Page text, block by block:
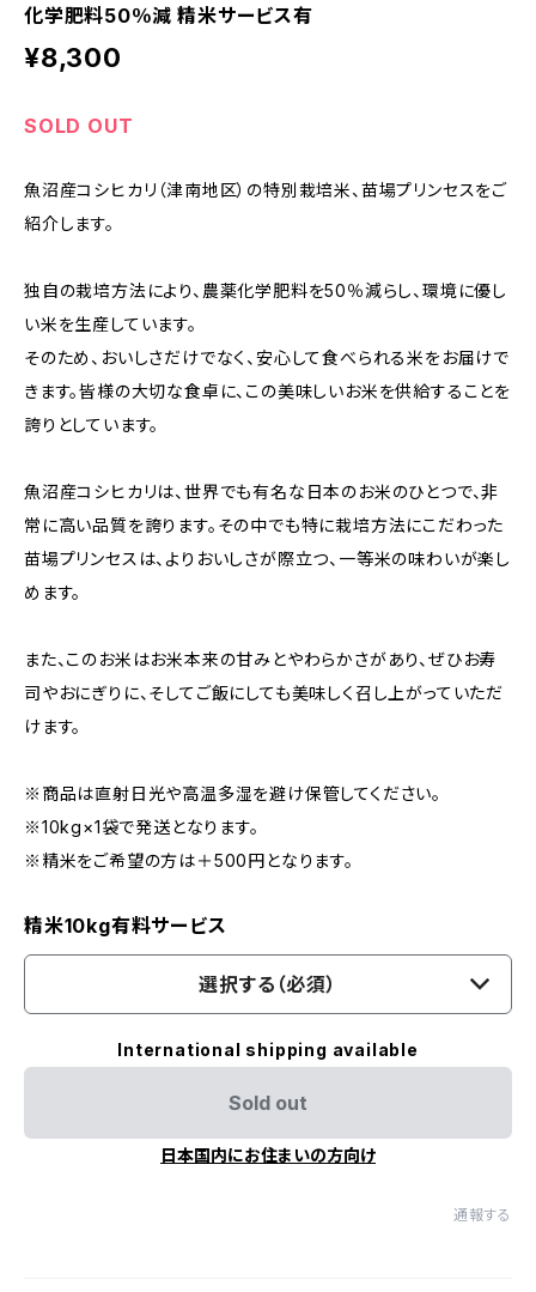
化学肥料50％減 精米サービス有
¥8,300
SOLD OUT
魚沼産コシヒカリ（津南地区）の特別栽培米、苗場プリンセスをご
紹介します。
独自の栽培方法により、農薬化学肥料を50％減らし、環境に優し
い米を生産しています。
そのため、おいしさだけでなく、安心して食べられる米をお届けで
きます。皆様の大切な食卓に、この美味しいお米を供給することを
誇りとしています。
魚沼産コシヒカリは、世界でも有名な日本のお米のひとつで、非
常に高い品質を誇ります。その中でも特に栽培方法にこだわった
苗場プリンセスは、よりおいしさが際立つ、一等米の味わいが楽し
めます。
また、このお米はお米本来の甘みとやわらかさがあり、ぜひお寿
司やおにぎりに、そしてご飯にしても美味しく召し上がっていただ
けます。
※商品は直射日光や高温多湿を避け保管してください。
※10kg×1袋で発送となります。
※精米をご希望の方は＋500円となります。
精米10kg有料サービス
選択する（必須）
International shipping available
Sold out
日本国内にお住まいの方向け
通報する